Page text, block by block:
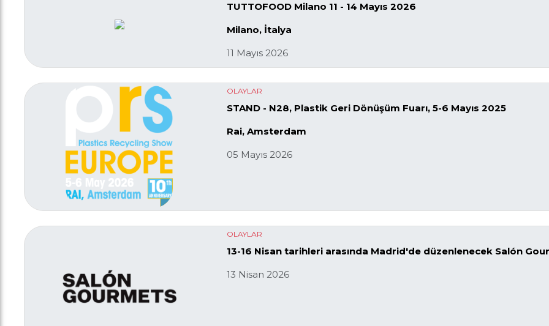
TUTTOFOOD Milano 11 - 14 Mayıs 2026
Milano, İtalya
11 Mayıs 2026
OLAYLAR
STAND - N28, Plastik Geri Dönüşüm Fuarı, 5-6 Mayıs 2025
Rai, Amsterdam
05 Mayıs 2026
OLAYLAR
13-16 Nisan tarihleri ​​arasında Madrid'de düzenlenecek Salón
13 Nisan 2026